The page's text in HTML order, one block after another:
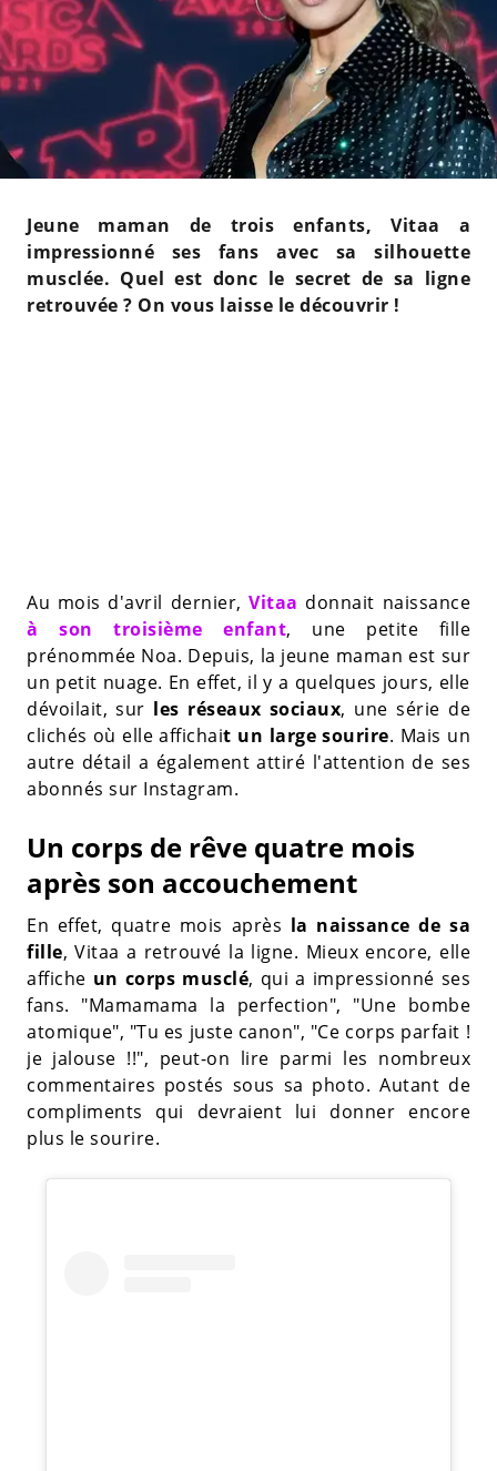
Jeune maman de trois enfants, Vitaa a
impressionné ses fans avec sa silhouette
musclée. Quel est donc le secret de sa ligne
retrouvée ? On vous laisse le découvrir !
Au mois d'avril dernier,Vitaa donnait naissance
à son troisième enfant, une petite fille
prénommée Noa. Depuis, la jeune maman est sur
un petit nuage. En effet, il y a quelques jours, elle
dévoilait, sur les réseaux sociaux, une série de
clichés où elle affichait un large sourire. Mais un
autre détail a également attiré l'attention de ses
abonnés sur Instagram.
Un corps de rêve quatre mois
après son accouchement
En effet, quatre mois après la naissance de sa
fille, Vitaa a retrouvé la ligne. Mieux encore, elle
affiche un corps musclé, qui a impressionné ses
fans. "Mamamama la perfection", "Une bombe
atomique", "Tu es juste canon", "Ce corps parfait !
je jalouse !!", peut-on lire parmi les nombreux
commentaires postés sous sa photo. Autant de
compliments qui devraient lui donner encore
plus le sourire.